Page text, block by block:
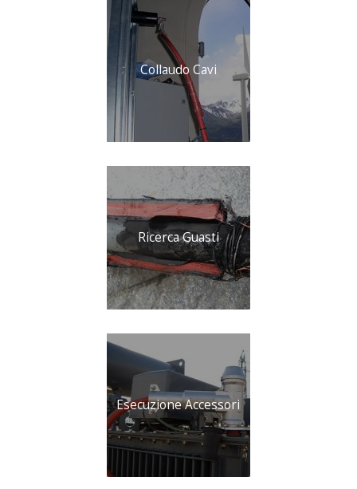
Collaudo Cavi
Ricerca Guasti
Esecuzione Accessori